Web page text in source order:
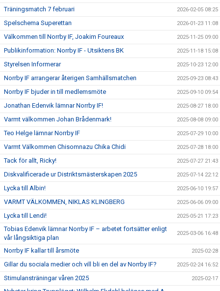
Träningsmatch 7 februari 2026-02-05 08:25
Spelschema Superettan 2026-01-23 11:08
Välkommen till Norrby IF, Joakim Foureaux 2025-11-25 09:00
Publikinformation: Norrby IF - Utsiktens BK 2025-11-18 15:08
Styrelsen Informerar 2025-10-23 12:00
Norrby IF arrangerar återigen Samhällsmatchen 2025-09-23 08:43
Norrby IF bjuder in till medlemsmöte 2025-09-10 09:54
Jonathan Edenvik lämnar Norrby IF! 2025-08-27 18:00
Varmt välkommen Johan Brådenmark! 2025-08-08 09:00
Teo Helge lämnar Norrby IF 2025-07-29 10:00
Varmt Välkommen Chisomnazu Chika Chidi 2025-07-28 18:00
Tack för allt, Ricky! 2025-07-27 21:43
Diskvalificerade ur Distriktsmästerskapen 2025 2025-07-14 22:12
Lycka till Albin! 2025-06-10 19:57
VARMT VÄLKOMMEN, NIKLAS KLINGBERG 2025-06-06 09:00
Lycka till Lendi! 2025-05-21 17:23
Tobias Edenvik lämnar Norrby IF – arbetet fortsätter enligt
vår långsiktiga plan
2025-03-06 16:48
Norrby IF kallar till årsmöte 2025-02-28
Gillar du sociala medier och vill bli en del av Norrby IF? 2025-02-24 16:52
Stimulansträningar våren 2025 2025-02-17